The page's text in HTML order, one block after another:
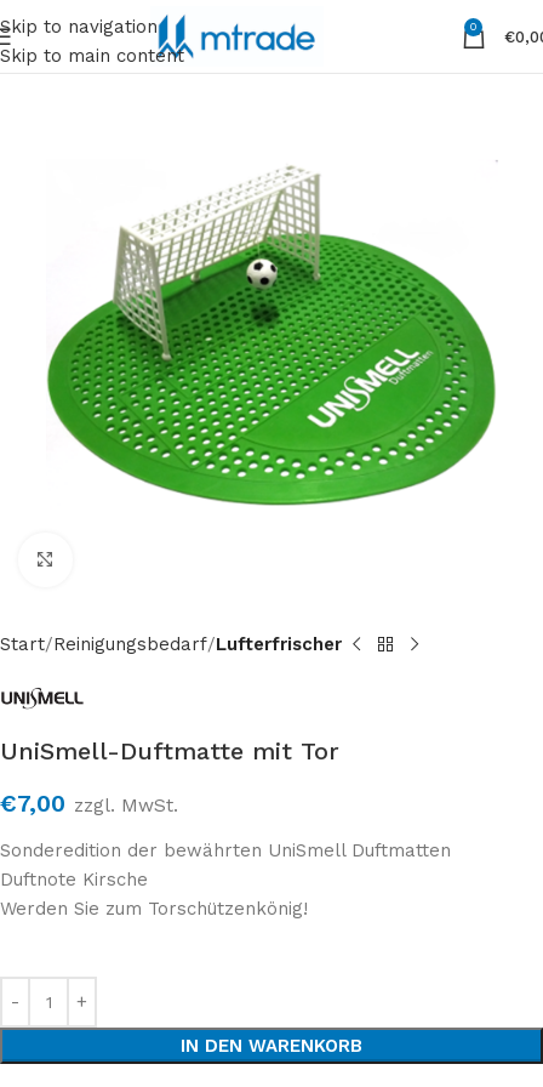
Skip to navigation
Skip to main content
0
€
Start Reinigungsbedarf Lufterfrischer
UniSmell-Duftmatte mit Tor
€7,00 zzgl. MwSt.
Sonderedition der bewährten UniSmell Duftmatten
Duftnote Kirsche
Werden Sie zum Torschützenkönig!
IN DEN WARENKORB